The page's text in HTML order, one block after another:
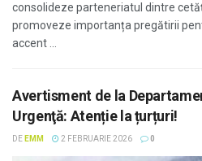
consolideze parteneriatul dintre
promoveze importanța pregătirii
accent ...
Avertisment de la
Urgenţă: Atenție la țurțuri!
DE EMM 2 FEBRUARIE 2026 0